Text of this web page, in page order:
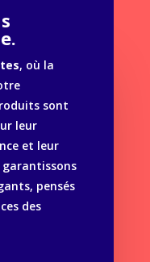
, où la
sont
leur
et leur
garantissons
pensés
des